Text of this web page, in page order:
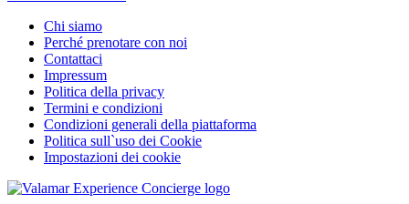
Chi siamo
Perché prenotare con noi
Contattaci
Impressum
Politica della privacy
Termini e condizioni
Condizioni generali della piattaforma
Politica sull`uso dei Cookie
Impostazioni dei cookie